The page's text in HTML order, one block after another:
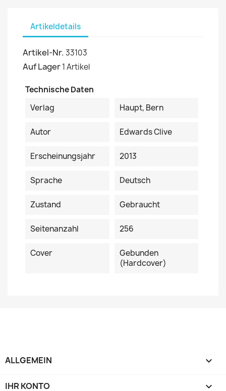
Artikeldetails
Artikel-Nr. 33103
Auf Lager1 Artikel
Technische Daten
Verlag
Haupt, Bern
Autor Edwards Clive
Erscheinungsjahr 2013
Sprache Deutsch
Zustand Gebraucht
Seitenanzahl 256
Cover
Gebunden
(Hardcover)
ALLGEMEIN 
IHR KONTO 